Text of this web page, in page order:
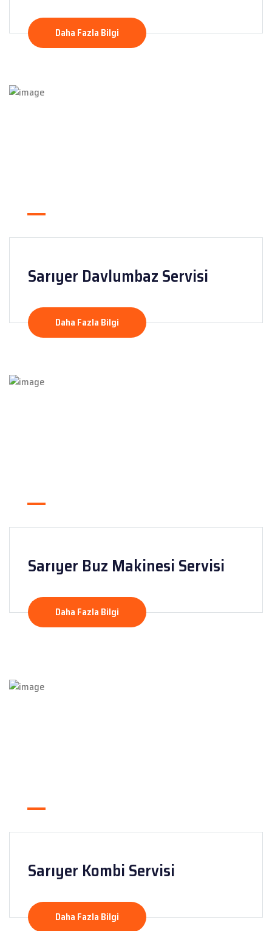
Daha Fazla Bilgi
Sarıyer Davlumbaz Servisi
Daha Fazla Bilgi
Sarıyer Buz Makinesi Servisi
Daha Fazla Bilgi
Sarıyer Kombi Servisi
Daha Fazla Bilgi